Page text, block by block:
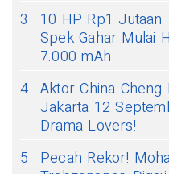
3
10 HP Rp1 Jutaan
Spek Gahar Mulai
7.000 mAh
4 Aktor China
Jakarta 12
Drama Lovers!
5
Pecah Rekor!